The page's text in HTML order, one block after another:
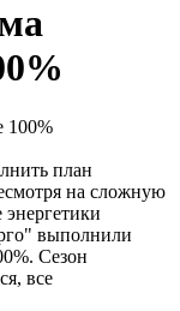
план
на сложную
выполнили
Сезон
все